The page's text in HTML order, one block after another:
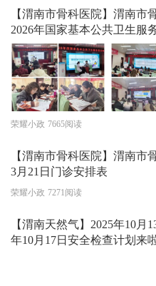
【渭南市骨科医院】渭南市
2026年国家基本公共卫生服
荣耀小政 7665阅读
【渭南市骨科医院】渭南市
3月21日门诊安排表
荣耀小政 7271阅读
【渭南天然气】2025年10月
年10月17日安全检查计划来